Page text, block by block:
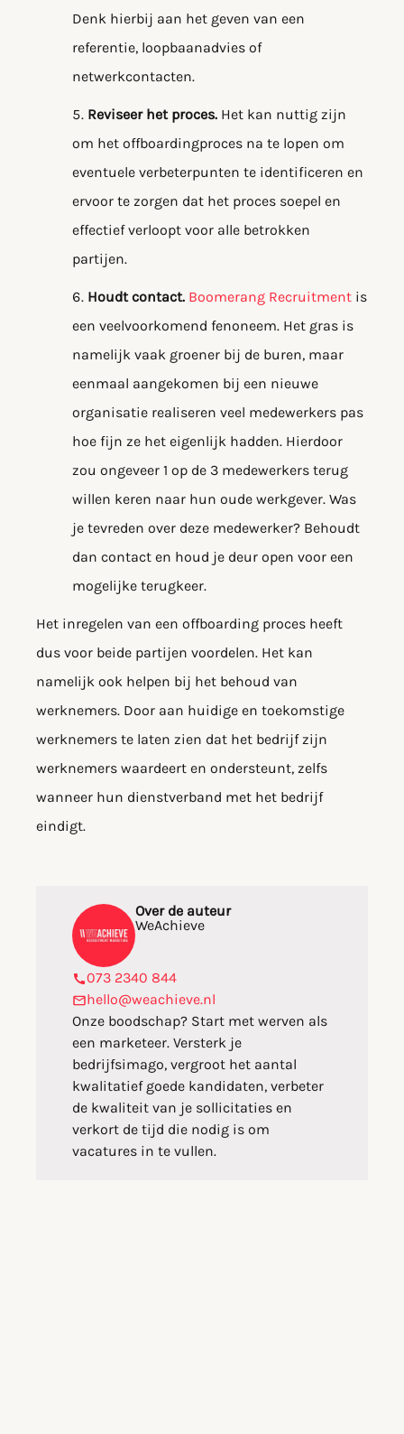
Denk hierbij aan het geven van een
referentie, loopbaanadvies of
netwerkcontacten.
Reviseer het proces. Het kan nuttig zijn
om het offboardingproces na te lopen om
eventuele verbeterpunten te identificeren en
ervoor te zorgen dat het proces soepel en
effectief verloopt voor alle betrokken
partijen.
Houdt contact. Boomerang Recruitment is
een veelvoorkomend fenoneem. Het gras is
namelijk vaak groener bij de buren, maar
eenmaal aangekomen bij een nieuwe
organisatie realiseren veel medewerkers pas
hoe fijn ze het eigenlijk hadden. Hierdoor
zou ongeveer 1 op de 3 medewerkers terug
willen keren naar hun oude werkgever. Was
je tevreden over deze medewerker? Behoudt
dan contact en houd je deur open voor een
mogelijke terugkeer.
Het inregelen van een offboarding proces heeft
dus voor beide partijen voordelen. Het kan
namelijk ook helpen bij het behoud van
werknemers. Door aan huidige en toekomstige
werknemers te laten zien dat het bedrijf zijn
werknemers waardeert en ondersteunt, zelfs
wanneer hun dienstverband met het bedrijf
eindigt.
Over de auteur
WeAchieve
073 2340 844
hello@weachieve.nl
Onze boodschap? Start met werven als
een marketeer. Versterk je
bedrijfsimago, vergroot het aantal
kwalitatief goede kandidaten, verbeter
de kwaliteit van je sollicitaties en
verkort de tijd die nodig is om
vacatures in te vullen.